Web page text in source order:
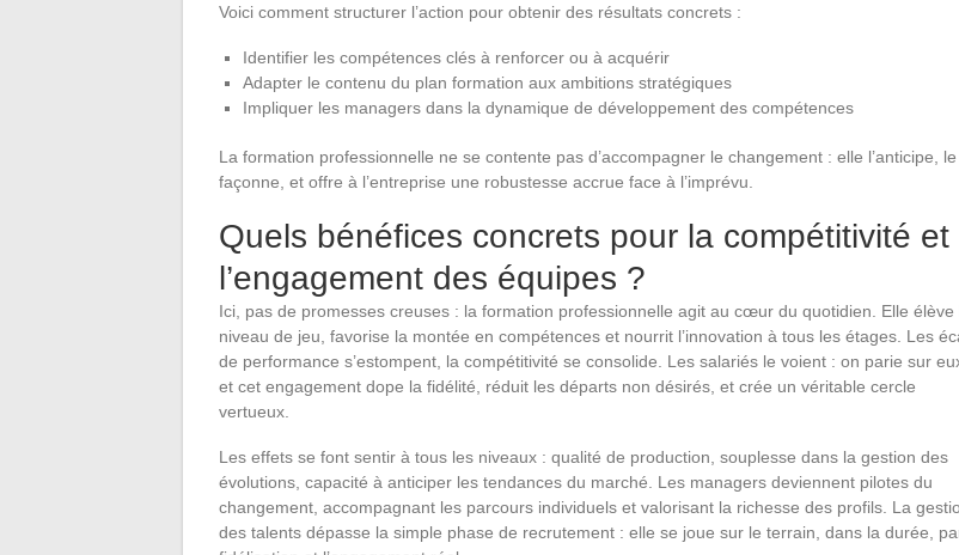
Voici comment structurer l’action pour obtenir des résultats concrets :
Identifier les compétences clés à renforcer ou à acquérir
Adapter le contenu du plan formation aux ambitions stratégiques
Impliquer les managers dans la dynamique de développement des compétences
La formation professionnelle ne se contente pas d’accompagner le changement : elle l’anticipe, le
façonne, et offre à l’entreprise une robustesse accrue face à l’imprévu.
Quels bénéfices concrets pour la compétitivité et
l’engagement des équipes ?
Ici, pas de promesses creuses : la formation professionnelle agit au cœur du quotidien. Elle élève
niveau de jeu, favorise la montée en compétences et nourrit l’innovation à tous les étages. Les
de performance s’estompent, la compétitivité se consolide. Les salariés le voient : on parie sur
et cet engagement dope la fidélité, réduit les départs non désirés, et crée un véritable cercle
vertueux.
Les effets se font sentir à tous les niveaux : qualité de production, souplesse dans la gestion des
évolutions, capacité à anticiper les tendances du marché. Les managers deviennent pilotes du
changement, accompagnant les parcours individuels et valorisant la richesse des profils. La
des talents dépasse la simple phase de recrutement : elle se joue sur le terrain, dans la durée,